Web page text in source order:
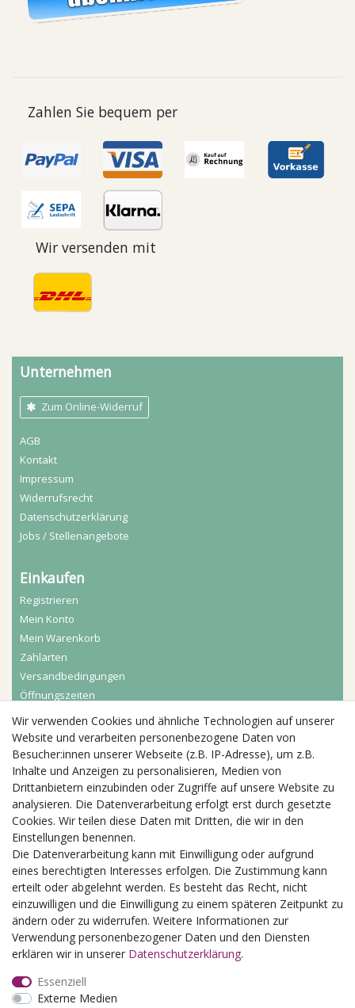
Zahlen Sie bequem per
Wir versenden mit
Unternehmen
Zum Online-Widerruf
AGB
Kontakt
Impressum
Widerrufs­recht
Daten­schutz­erklärung
Jobs / Stellenangebote
Einkaufen
Registrieren
Mein Konto
Mein Warenkorb
Zahlarten
Versandbedingungen
Öffnungszeiten
Aktuelles
Busgruppen
Kindergeburtstage
Kindergartenausflug
Schulklassenausflug
Zwillingsrabatt
Wir verwenden Cookies und ähnliche Technologien auf unserer
Website und verarbeiten personenbezogene Daten von
Besucher:innen unserer Webseite (z.B. IP-Adresse), um z.B.
Inhalte und Anzeigen zu personalisieren, Medien von
Drittanbietern einzubinden oder Zugriffe auf unsere Website zu
analysieren. Die Datenverarbeitung erfolgt erst durch gesetzte
Cookies. Wir teilen diese Daten mit Dritten, die wir in den
Einstellungen benennen.
Die Datenverarbeitung kann mit Einwilligung oder aufgrund
eines berechtigten Interesses erfolgen. Die Zustimmung kann
erteilt oder abgelehnt werden. Es besteht das Recht, nicht
einzuwilligen und die Einwilligung zu einem späteren Zeitpunkt zu
ändern oder zu widerrufen. Weitere Informationen zur
Verwendung personenbezogener Daten und den Diensten
erklären wir in unserer Daten­schutz­erklärung.
Essenziell
Externe Medien